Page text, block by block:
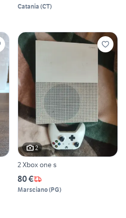
Catania (CT)
2
2 Xbox one s
80 €
Marsciano(PG)